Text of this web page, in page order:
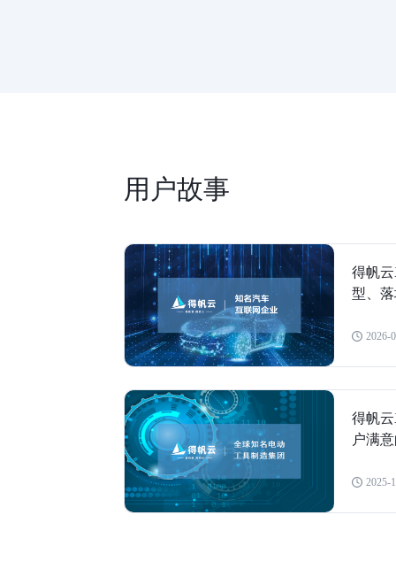
用户故事
得帆
型、
2026-
得帆
户满
2025-